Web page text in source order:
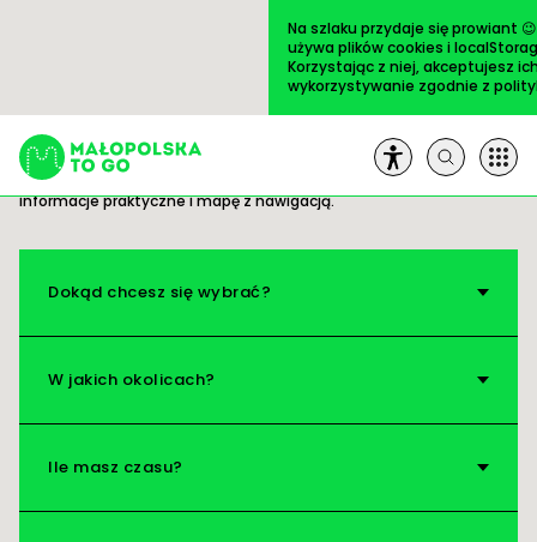
treści
Trasy
Gotowe pomysły na wycieczki. Wszystko masz
pod ręką: opis i zdjęcia ciekawych miejsc,
informacje praktyczne i mapę z nawigacją.
ULUBIONE
Dokąd chcesz się wybrać?
W jakich okolicach?
Ile masz czasu?
Na szlaku przydaje się prowiant
używa plików cookies i
Korzystając z niej, akceptujesz
wykorzystywanie zgodnie z